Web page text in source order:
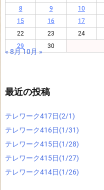
8
9 10
15
16 17
22
23 24
29
30
« 8月10月 »
最近の投稿
テレワーク417日(2/1)
テレワーク416日(1/31)
テレワーク415日(1/28)
テレワーク415日(1/27)
テレワーク414日(1/26)